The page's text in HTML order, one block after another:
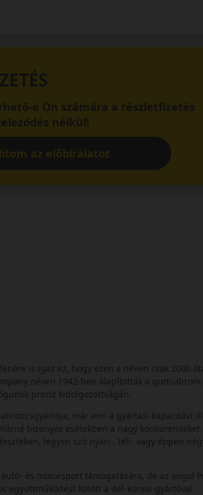
e Ön számára a részletfizetés
nélkül!
az előbírálatot
is igaz ez, hogy ezen a néven csak 2000
néven 1942-ben alapították a
precíz kidolgozottságán.
már ami a gyártási kapacitást
bizonyos esetekben a nagy
legyen szó nyári-, téli- vagy éppen
és motorsport támogatására, de az angol
együttműködést kötött a dél-koreai gyártóval.